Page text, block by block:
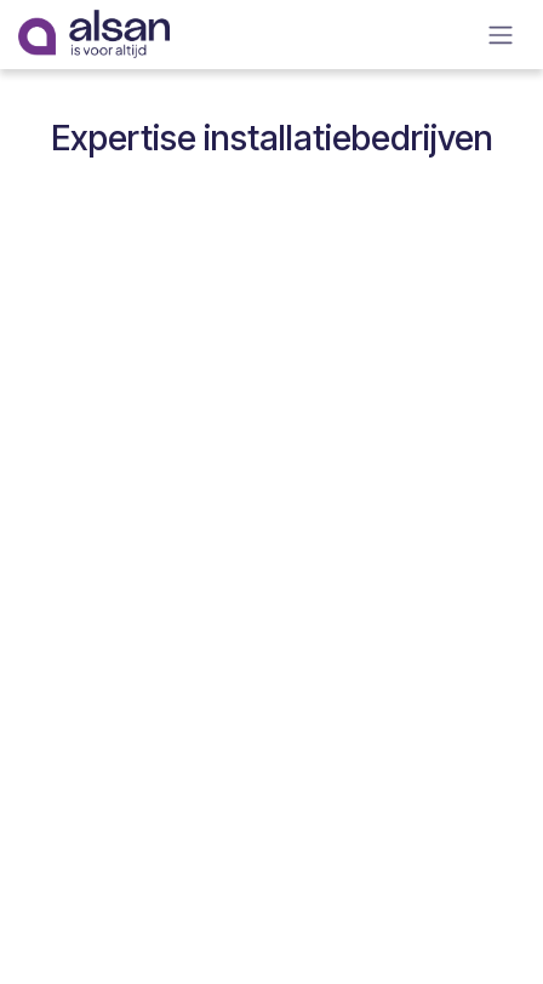
Overslaan naar inhoud
Expertise installatiebedrijven